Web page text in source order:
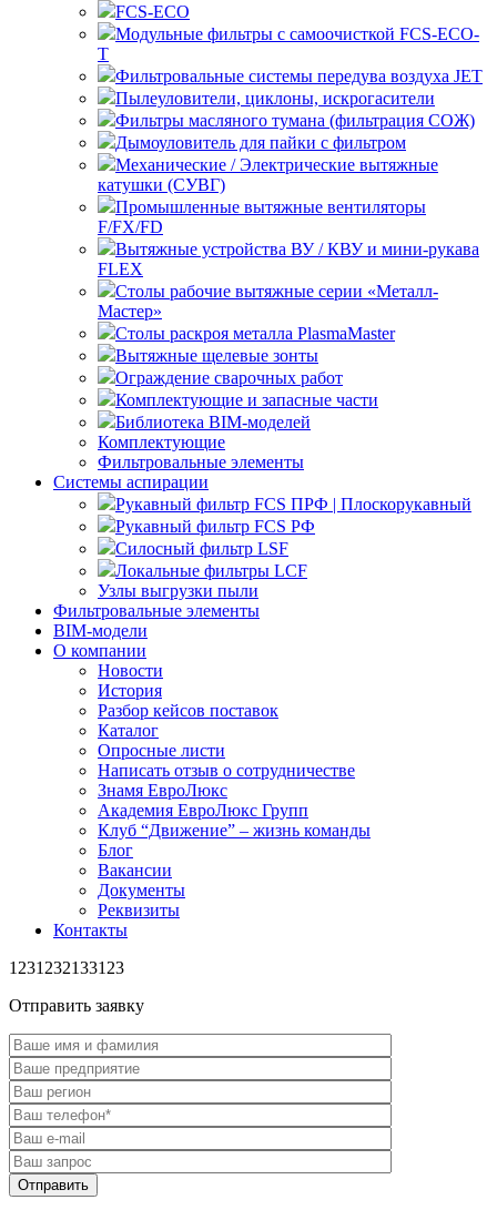
FCS-ECO
Модульные
с самоочисткой FCS-ECO-
T
Фильтровальные системы передува воздуха JET
Пылеуловители, циклоны, искрогасители
Фильтры масляного тумана (фильтрация СОЖ)
Дымоуловитель для пайки с фильтром
Механические / Электрические вытяжные
катушки (СУВГ)
Промышленные вытяжные вентиляторы
F/FX/FD
Вытяжные устройства ВУ / КВУ и мини-рукава
FLEX
Столы рабочие вытяжные серии «Металл-
Мастер»
Столы раскроя металла PlasmaMaster
Вытяжные щелевые зонты
Ограждение сварочных работ
Комплектующие и запасные части
Библиотека BIM-моделей
Комплектующие
Фильтровальные элементы
Системы аспирации
Рукавный фильтр FCS ПРФ | Плоскорукавный
Рукавный фильтр FCS РФ
Силосный фильтр LSF
Локальные фильтры LCF
Узлы выгрузки пыли
Фильтровальные элементы
BIM-модели
О компании
Новости
История
Разбор кейсов поставок
Каталог
Опросные листи
Написать отзыв о сотрудничестве
Знамя ЕвроЛюкс
Академия ЕвроЛюкс Групп
Клуб “Движение” – жизнь команды
Блог
Вакансии
Документы
Реквизиты
Контакты
1231232133123
Отправить заявку